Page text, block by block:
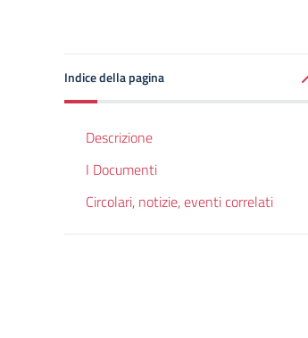
Indice della pagina
Descrizione
I Documenti
Circolari, notizie, eventi correlati